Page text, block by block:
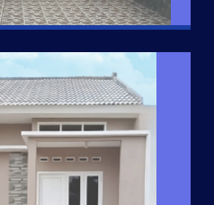
pedesaan. 10 menit dari pusat